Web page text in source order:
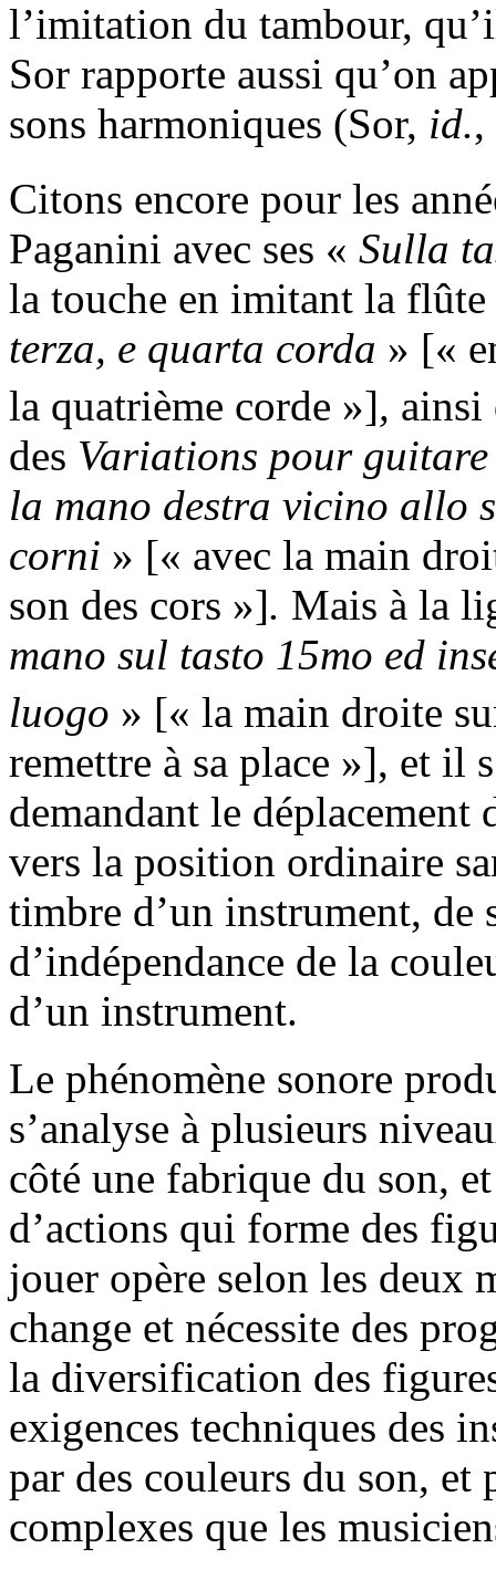
l’imitation du tambour,
Sor rapporte aussi qu’on
sons harmoniques (Sor, id.,
Citons encore pour les
Paganini avec ses « Sulla
la touche en imitant la
terza, e quarta corda » [«
la quatrième corde »], ainsi
des Variations pour guitare
la mano destra vicino allo
corni » [« avec la main
son des cors »]. Mais à la
mano sul tasto 15mo ed
luogo » [« la main droite
remettre à sa place »], et il
demandant le
vers la position ordinaire
timbre d’un instrument, de
d’indépendance de la
d’un instrument.
Le phénomène sonore
s’analyse à plusieurs
côté une fabrique du son,
d’actions qui forme des
jouer opère selon les deux
change et nécessite des
la diversification des
exigences techniques des
par des couleurs du son, et
complexes que les